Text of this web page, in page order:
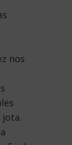
nos
jota.